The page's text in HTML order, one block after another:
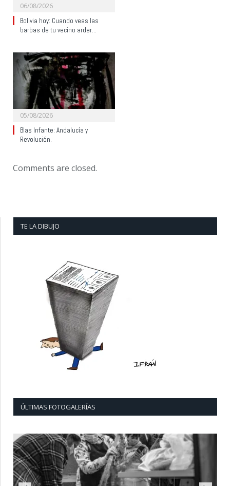
06/08/2026
Bolivia hoy: Cuando veas las
barbas de tu vecino arder…
05/08/2026
Blas Infante: Andalucía y
Revolución.
Comments are closed.
TE LA DIBUJO
ÚLTIMAS FOTOGALERÍAS